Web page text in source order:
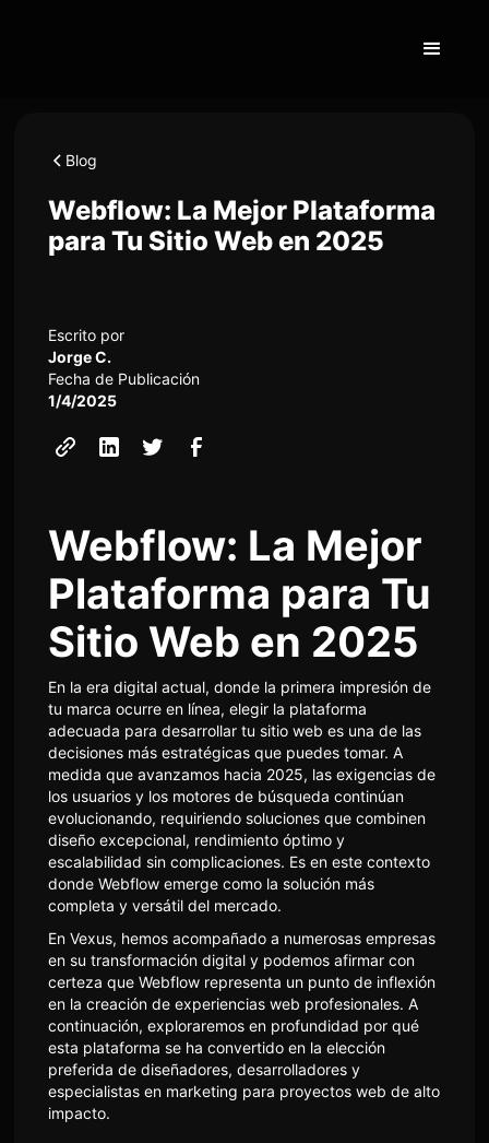
Blog
Webflow: La Mejor Plataforma
para Tu Sitio Web en 2025
Escrito por
Jorge C.
Fecha de Publicación
1/4/2025
Webflow: La Mejor
Plataforma para Tu
Sitio Web en 2025
En la era digital actual, donde la primera impresión de
tu marca ocurre en línea, elegir la plataforma
adecuada para desarrollar tu sitio web es una de las
decisiones más estratégicas que puedes tomar. A
medida que avanzamos hacia 2025, las exigencias de
los usuarios y los motores de búsqueda continúan
evolucionando, requiriendo soluciones que combinen
diseño excepcional, rendimiento óptimo y
escalabilidad sin complicaciones. Es en este contexto
donde Webflow emerge como la solución más
completa y versátil del mercado.
En Vexus, hemos acompañado a numerosas empresas
en su transformación digital y podemos afirmar con
certeza que Webflow representa un punto de inflexión
en la creación de experiencias web profesionales. A
continuación, exploraremos en profundidad por qué
esta plataforma se ha convertido en la elección
preferida de diseñadores, desarrolladores y
especialistas en marketing para proyectos web de alto
impacto.